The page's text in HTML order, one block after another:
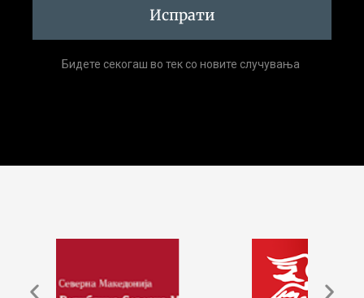
Испрати
Бидете секогаш во тек со новите случувања